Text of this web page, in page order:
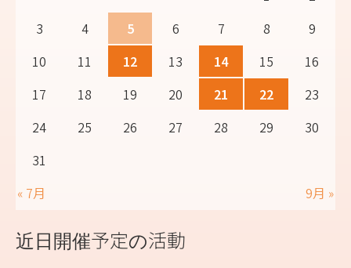
3
4 5 6 7 8
9
10
11 12 13 14 15
16
17
18 19 20 21 22
23
24
25 26 27 28 29
30
31
« 7月
9月 »
近日開催予定の活動